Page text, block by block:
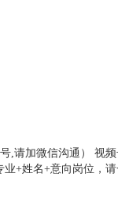
,请加微信沟通） 视
业+姓名+意向岗位，